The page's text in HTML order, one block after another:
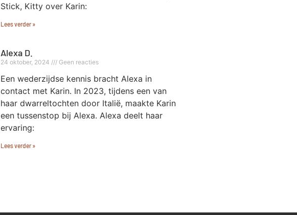
Stick, Kitty over Karin:
Lees verder »
Alexa D.
24 oktober, 2024 Geen reacties
Een wederzijdse kennis bracht Alexa in
contact met Karin. In 2023, tijdens een van
haar dwarreltochten door Italië, maakte Karin
een tussenstop bij Alexa. Alexa deelt haar
ervaring:
Lees verder »